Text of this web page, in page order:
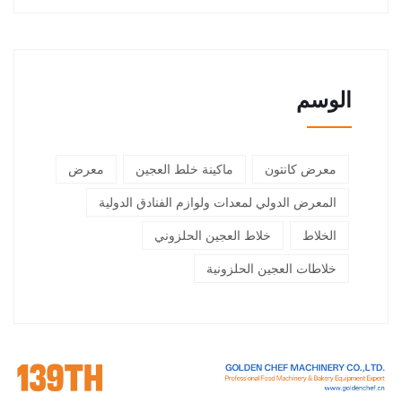
الوسم
معرض كانتون ماكينة خلط العجين
معرض
المعرض الدولي لمعدات ولوازم الفنادق الدولية
الخلاط
خلاط العجين الحلزوني
خلاطات العجين الحلزونية